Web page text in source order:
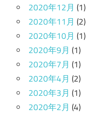
2020年12月 (1)
2020年11月 (2)
2020年10月 (1)
2020年9月 (1)
2020年7月 (1)
2020年4月 (2)
2020年3月 (1)
2020年2月 (4)